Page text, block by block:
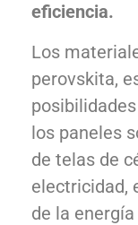
eficiencia.
Los
perovskita,
los paneles
de telas de
electricidad,
de la